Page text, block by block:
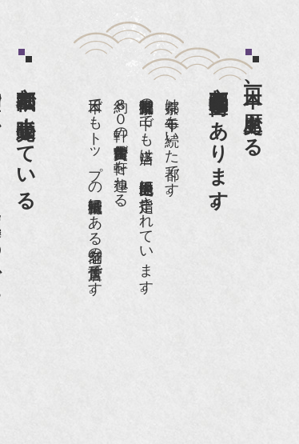
日本一、歴史ある
京都祇園骨董街にあります。
京都は千年も続いた都です。
京都祇園骨董街の中でも当店は、歴史的保全地区に指定されています。
約８０軒の古美術骨董商が軒を連ねる、
日本でもトップの祇園骨董街にある老舗の骨董店です。
京都祇園で小売販売している
。